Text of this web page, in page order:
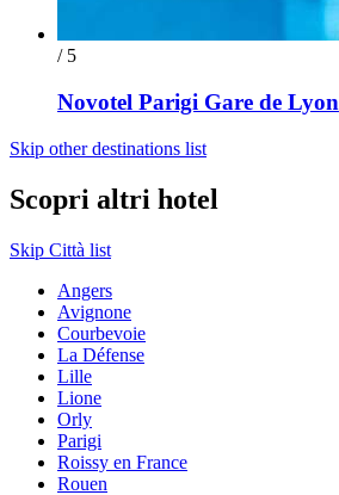
/ 5
Novotel Parigi Gare de Lyon
Skip other destinations list
Scopri altri hotel
Skip Città list
Angers
Avignone
Courbevoie
La Défense
Lille
Lione
Orly
Parigi
Roissy en France
Rouen